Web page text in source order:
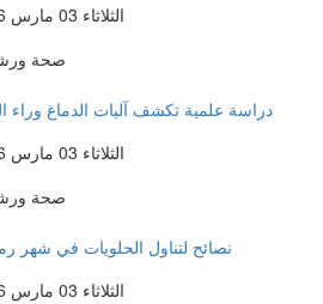
الثلاثاء 03 مارس 2026 12:10 صباحاً
صحة
دراسة علمية تكشف آليات الدماغ وراء
الثلاثاء 03 مارس 2026 12:10 صباحاً
صحة
8 نصائح لتناول الحلويات في
الثلاثاء 03 مارس 2026 12:10 صباحاً